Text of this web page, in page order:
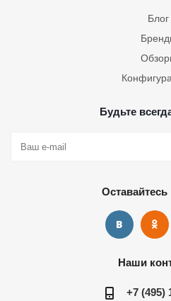
Блог
Будьте
Оставайтесь
Наши
+7 (495)